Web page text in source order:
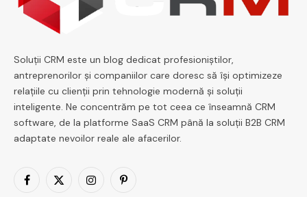
Soluții CRM este un blog dedicat profesioniștilor,
antreprenorilor și companiilor care doresc să își optimizeze
relațiile cu clienții prin tehnologie modernă și soluții
inteligente. Ne concentrăm pe tot ceea ce înseamnă CRM
software, de la platforme SaaS CRM până la soluții B2B CRM
adaptate nevoilor reale ale afacerilor.
Facebook
X
InstagramPinterest